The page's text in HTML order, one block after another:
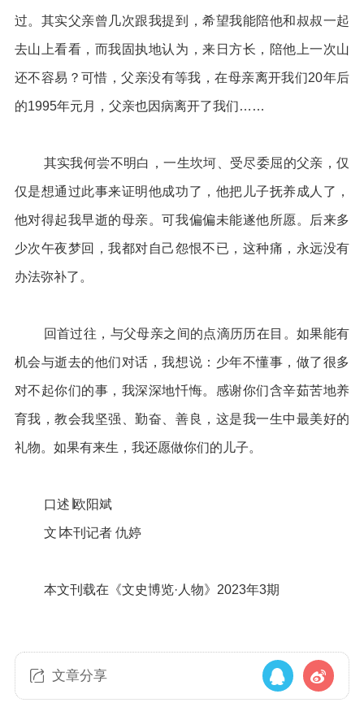
过。其实父亲曾几次跟我提到，希望我能陪他和叔叔一起
去山上看看，而我固执地认为，来日方长，陪他上一次山
还不容易？可惜，父亲没有等我，在母亲离开我们20年后
的1995年元月，父亲也因病离开了我们……
其实我何尝不明白，一生坎坷、受尽委屈的父亲，仅
仅是想通过此事来证明他成功了，他把儿子抚养成人了，
他对得起我早逝的母亲。可我偏偏未能遂他所愿。后来多
少次午夜梦回，我都对自己怨恨不已，这种痛，永远没有
办法弥补了。
回首过往，与父母亲之间的点滴历历在目。如果能有
机会与逝去的他们对话，我想说：少年不懂事，做了很多
对不起你们的事，我深深地忏悔。感谢你们含辛茹苦地养
育我，教会我坚强、勤奋、善良，这是我一生中最美好的
礼物。如果有来生，我还愿做你们的儿子。
口述∣欧阳斌
文∣本刊记者 仇婷
本文刊载在《文史博览·人物》2023年3期
文章分享